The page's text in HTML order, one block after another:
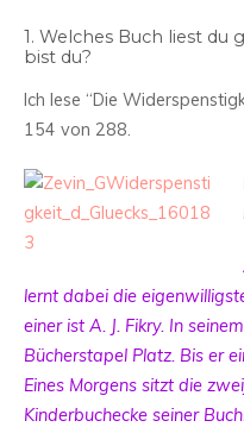
1. Welches Buch liest du
bist du?
Ich lese “Die
154 von 288.
lernt dabei die
einer ist A. J. Fikry. In
Bücherstapel Platz. Bis er
Eines Morgens sitzt die
Kinderbuchecke seiner